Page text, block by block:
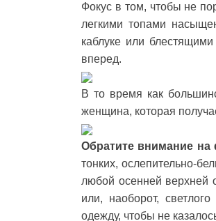
Фокус в том, чтобы не
легкими топами
каблуке или
вперед.
В то время как
женщина, которая
Обратите внимание на
тонких, ослепительно-
любой осенней верхней
или, наоборот,
одежду, чтобы не